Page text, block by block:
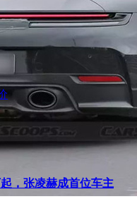
，张凌赫成首位车主